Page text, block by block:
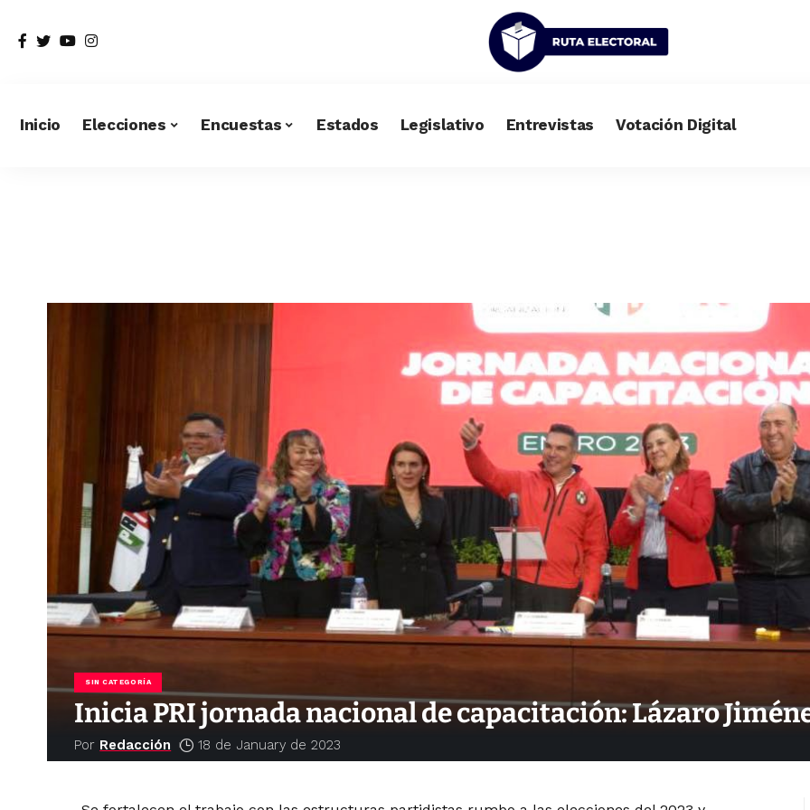
Inicio Elecciones Encuestas Estados Legislativo Entrevistas Votación Digital
SIN CATEGORÍA
Inicia PRI jornada nacional de capacitación: Lázaro
Por Redacción 18 de January de 2023